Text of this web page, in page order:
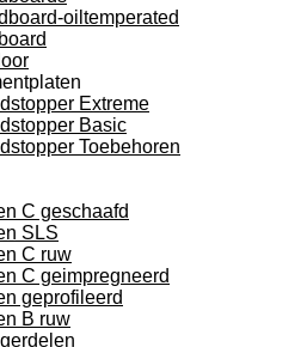
oiltemperated
Extreme
Basic
Toebehoren
C geschaafd
SLS
C ruw
C geimpregneerd
geprofileerd
B ruw